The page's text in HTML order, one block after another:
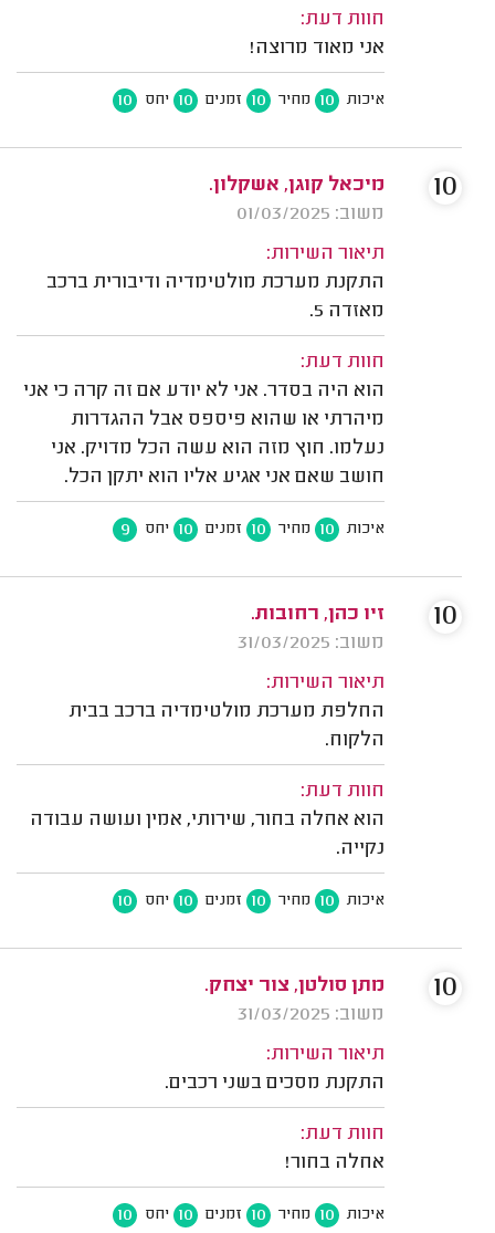
חוות דעת:
אני מאוד מרוצה!
איכות 10 מחיר 10 זמנים 10 יחס 10
מיכאל קוגן, אשקלון.
משוב: 01/03/2025
תיאור השירות:
התקנת מערכת מולטימדיה ודיבורית ברכב
מאזדה 5.
חוות דעת:
הוא היה בסדר. אני לא יודע אם זה קרה כי אני
מיהרתי או שהוא פיספס אבל ההגדרות
נעלמו. חוץ מזה הוא עשה הכל מדויק. אני
חושב שאם אני אגיע אליו הוא יתקן הכל.
איכות 10 מחיר 10 זמנים 10 יחס 9
10
זיו כהן, רחובות.
משוב: 31/03/2025
תיאור השירות:
החלפת מערכת מולטימדיה ברכב בבית
הלקוח.
חוות דעת:
הוא אחלה בחור, שירותי, אמין ועושה עבודה
נקייה.
איכות 10 מחיר 10 זמנים 10 יחס 10
10
מתן סולטן, צור יצחק.
משוב: 31/03/2025
תיאור השירות:
התקנת מסכים בשני רכבים.
חוות דעת:
אחלה בחור!
איכות 10 מחיר 10 זמנים 10 יחס 10
10